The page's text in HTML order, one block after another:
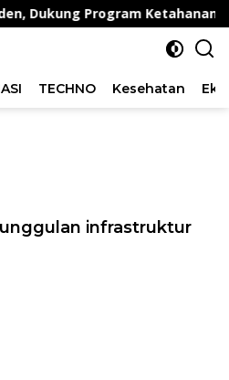
Dukung Program Ketahanan
TECHNO Kesehatan
infrastruktur